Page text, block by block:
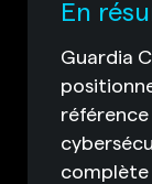
En
Guardia
référence